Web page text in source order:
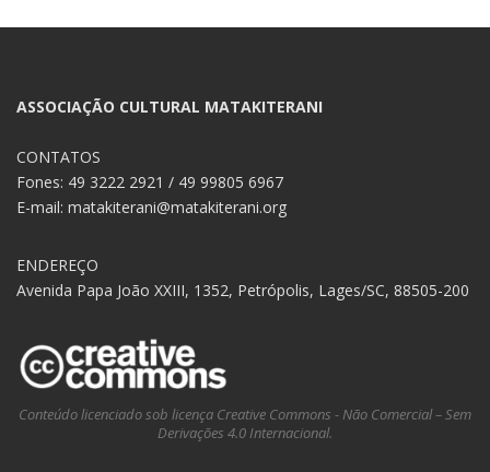
ASSOCIAÇÃO CULTURAL MATAKITERANI
CONTATOS
Fones: 49 3222 2921 / 49 99805 6967
E-mail: matakiterani@matakiterani.org
ENDEREÇO
Avenida Papa João XXIII, 1352, Petrópolis, Lages/SC, 88505-200
Conteúdo licenciado sob licença Creative Commons - Não Comercial – Sem
Derivações 4.0 Internacional.